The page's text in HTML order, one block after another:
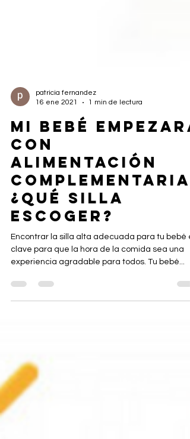
16 ene 2021
1 min de lectura
MI BEBÉ EMPEZARÁ
CON
ALIMENTACIÓN
COMPLEMENTARIA.
¿QUÉ SILLA
ESCOGER?
Encontrar la silla alta adecuada para tu bebé
clave para que la hora de la comida sea una
experiencia agradable para todos. Tu bebé...